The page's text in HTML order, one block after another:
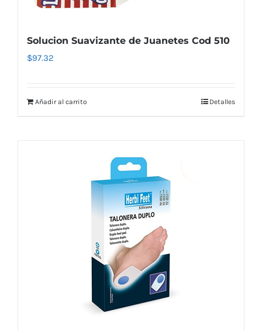
Solucion Suavizante de Juanetes Cod 510
$97.32
Añadir al carrito Detalles